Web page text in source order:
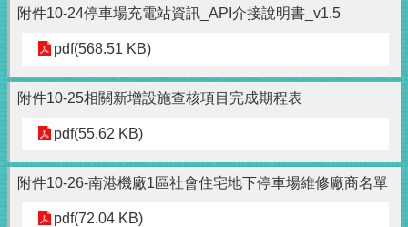
附件10-24停車場充電站資訊_API介接說明書_v1.5
pdf(568.51 KB)
附件10-25相關新增設施查核項目完成期程表
pdf(55.62 KB)
附件10-26-南港機廠1區社會住宅地下停車場維修廠商名單
pdf(72.04 KB)